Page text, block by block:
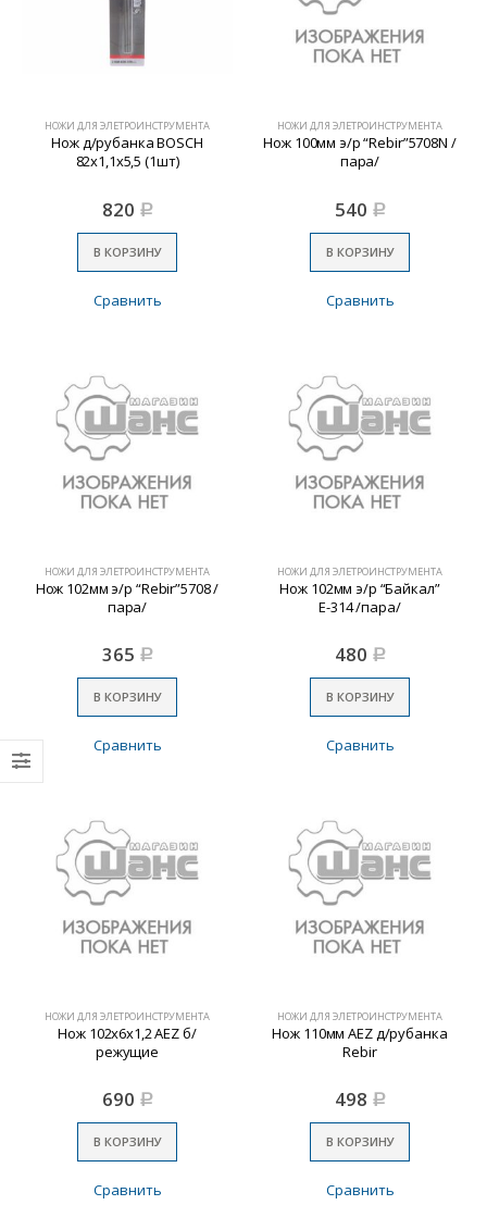
НОЖИ ДЛЯ ЭЛЕТРОИНСТРУМЕНТА
Нож д/рубанка BOSCH
82х1,1х5,5 (1шт)
820 Р
В КОРЗИНУ
Сравнить
НОЖИ ДЛЯ ЭЛЕТРОИНСТРУМЕНТА
Нож 100мм э/р “Rebir”5708N /
пара/
540 Р
В КОРЗИНУ
Сравнить
НОЖИ ДЛЯ ЭЛЕТРОИНСТРУМЕНТА
Нож 102мм э/р “Rebir”5708 /
пара/
365 Р
В КОРЗИНУ
Сравнить
НОЖИ ДЛЯ ЭЛЕТРОИНСТРУМЕНТА
Нож 102мм э/р “Байкал”
Е-314 /пара/
480 Р
В КОРЗИНУ
Сравнить
НОЖИ ДЛЯ ЭЛЕТРОИНСТРУМЕНТА
Нож 102х6х1,2 AEZ б/
режущие
690 Р
В КОРЗИНУ
Сравнить
НОЖИ ДЛЯ ЭЛЕТРОИНСТРУМЕНТА
Нож 110мм AEZ д/рубанка
Rebir
498 Р
В КОРЗИНУ
Сравнить